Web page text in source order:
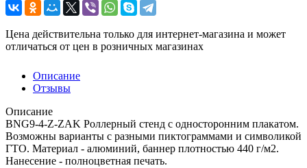
Цена действительна только для интернет-магазина и может
отличаться от цен в розничных магазинах
Описание
Отзывы
Описание
BNG9-4-Z-ZAK Роллерный стенд с односторонним плакатом.
Возможны варианты с разными пиктограммами и символикой
ГТО. Материал - алюминий, баннер плотностью 440 г/м2.
Нанесение - полноцветная печать.